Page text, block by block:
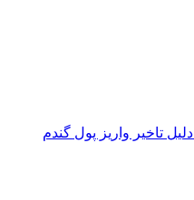
دلیل تاخیر واریز پول گندم